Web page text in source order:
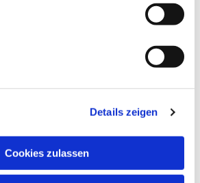
Details zeigen
Cookies zulassen